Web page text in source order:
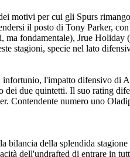
motivi per cui gli Spurs
il posto di Tony Parker,
ma fondamentale), Jrue
stagioni, specie nel lato
l'impatto difensivo di
dei due quintetti. Il suo rating
Contendente numero uno
bilancia della splendida
dell'undrafted di entrare in